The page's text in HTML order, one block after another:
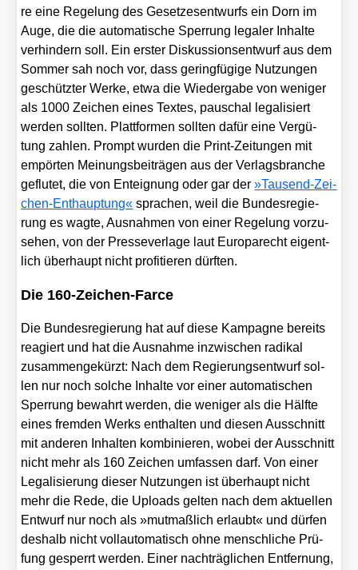
re eine Rege­lung des Geset­zes­ent­wurfs ein Dorn im
Auge, die die auto­ma­ti­sche Sper­rung lega­ler Inhal­te
ver­hin­dern soll. Ein ers­ter Dis­kus­si­ons­ent­wurf aus dem
Som­mer sah noch vor, dass gering­fü­gi­ge Nut­zun­gen
geschütz­ter Wer­ke, etwa die Wie­der­ga­be von weni­ger
als 1000 Zei­chen eines Tex­tes, pau­schal lega­li­siert
wer­den soll­ten. Platt­for­men soll­ten dafür eine Ver­gü­
tung zah­len. Prompt wur­den die Print-Zei­tun­gen mit
empör­ten Mei­nungs­bei­trä­gen aus der Ver­lags­bran­che
geflu­tet, die von Ent­eig­nung oder gar der»Tau­send-Zei­
chen-Ent­haup­tung« spra­chen, weil die Bun­des­re­gie­
rung es wag­te, Aus­nah­men von einer Rege­lung vor­zu­
se­hen, von der Pres­se­ver­la­ge laut Euro­pa­recht eigent­
lich über­haupt nicht pro­fi­tie­ren dürf­ten.
Die 160-Zeichen-Farce
Die Bun­des­re­gie­rung hat auf die­se Kam­pa­gne bereits
reagiert und hat die Aus­nah­me inzwi­schen radi­kal
zusam­men­ge­kürzt: Nach dem Regie­rungs­ent­wurf sol­
len nur noch sol­che Inhal­te vor einer auto­ma­ti­schen
Sper­rung bewahrt wer­den, die weni­ger als die Hälf­te
eines frem­den Werks ent­hal­ten und die­sen Aus­schnitt
mit ande­ren Inhal­ten kom­bi­nie­ren, wobei der Aus­schnitt
nicht mehr als 160 Zei­chen umfas­sen darf. Von einer
Lega­li­sie­rung die­ser Nut­zun­gen ist über­haupt nicht
mehr die Rede, die Uploads gel­ten nach dem aktu­el­len
Ent­wurf nur noch als »mut­maß­lich erlaubt« und dür­fen
des­halb nicht voll­au­to­ma­tisch ohne mensch­li­che Prü­
fung gesperrt wer­den. Einer nach­träg­li­chen Ent­fer­nung,